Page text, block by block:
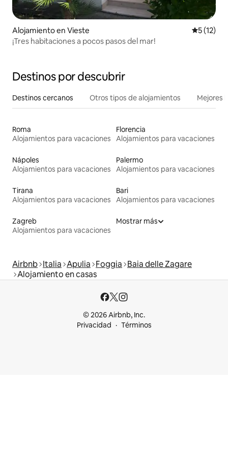
Alojamiento en Vieste
5 (12)
¡Tres habitaciones a pocos pasos del mar!
Destinos por descubrir
Destinos cercanos Otros tipos de alojamientos Mejores
Roma
Alojamientos para vacaciones
Florencia
Alojamientos para vacaciones
Nápoles
Alojamientos para vacaciones
Palermo
Alojamientos para vacaciones
Tirana
Alojamientos para vacaciones
Bari
Alojamientos para vacaciones
Zagreb
Alojamientos para vacaciones
Mostrar más
Airbnb Italia Apulia Foggia Baia delle Zagare
Alojamiento en casas
© 2026 Airbnb, Inc.
Privacidad
Términos